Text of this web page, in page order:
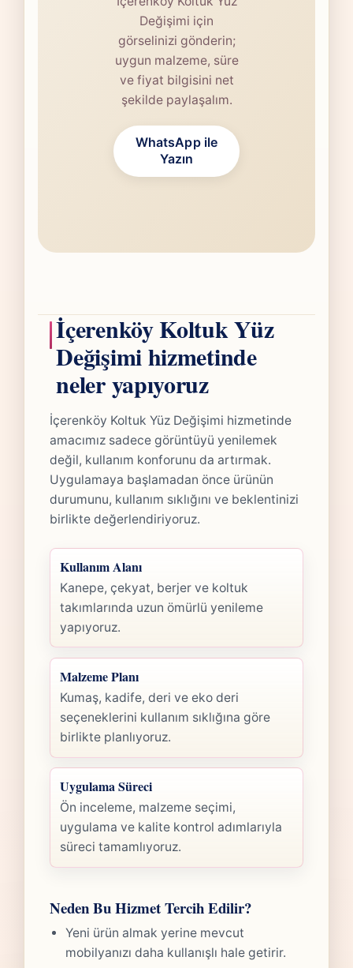
Değişimi için
görselinizi gönderin;
uygun malzeme, süre
ve fiyat bilgisini net
şekilde paylaşalım.
WhatsApp ile
Yazın
İçerenköy Koltuk Yüz
Değişimi hizmetinde
neler yapıyoruz
İçerenköy Koltuk Yüz Değişimi hizmetinde
amacımız sadece görüntüyü yenilemek
değil, kullanım konforunu da artırmak.
Uygulamaya başlamadan önce ürünün
durumunu, kullanım sıklığını ve beklentinizi
birlikte değerlendiriyoruz.
Kullanım Alanı
Kanepe, çekyat, berjer ve koltuk
takımlarında uzun ömürlü yenileme
yapıyoruz.
Malzeme Planı
Kumaş, kadife, deri ve eko deri
seçeneklerini kullanım sıklığına göre
birlikte planlıyoruz.
Uygulama Süreci
Ön inceleme, malzeme seçimi,
uygulama ve kalite kontrol adımlarıyla
süreci tamamlıyoruz.
Neden Bu Hizmet Tercih Edilir?
Yeni ürün almak yerine mevcut
mobilyanızı daha kullanışlı hale getirir.